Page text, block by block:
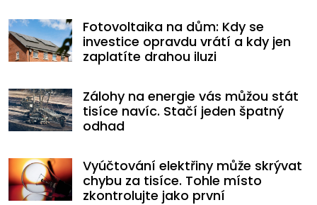
Fotovoltaika na dům: Kdy se
investice opravdu vrátí a kdy jen
zaplatíte drahou iluzi
Zálohy na energie vás můžou stát
tisíce navíc. Stačí jeden špatný
odhad
Vyúčtování elektřiny může skrývat
chybu za tisíce. Tohle místo
zkontrolujte jako první